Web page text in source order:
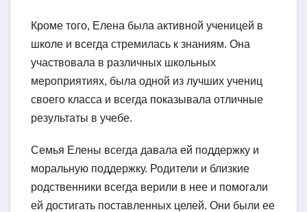
Кроме того, Елена была активной ученицей в
школе и всегда стремилась к знаниям. Она
участвовала в различных школьных
мероприятиях, была одной из лучших учениц
своего класса и всегда показывала отличные
результаты в учебе.
Семья Елены всегда давала ей поддержку и
моральную поддержку. Родители и близкие
родственники всегда верили в нее и помогали
ей достигать поставленных целей. Они были ее